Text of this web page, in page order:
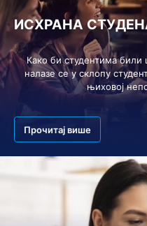
ИСХРАНА
Како би студентима били
налазе се у склопу
њиховој
Прочитај више